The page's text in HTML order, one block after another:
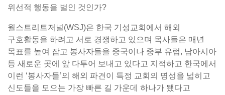
위선적 행동을 벌인 것인가?
월스트리트저널(WSJ)은 한국 기성교회에서 해외
구호활동을 하려고 서로 경쟁하고 있으며 목사들은 매년
목표를 높여 잡고 봉사자들을 중국이나 중부 유럽, 남아시아
등 새로운 곳에 앞 다투어 보내고 있다고 지적하고 한국에서
이런 ‘봉사자들’의 해외 파견이 특정 교회의 명성을 넓히고
신도들을 모으는 가장 빠른 길 가운데 하나가 됐다고